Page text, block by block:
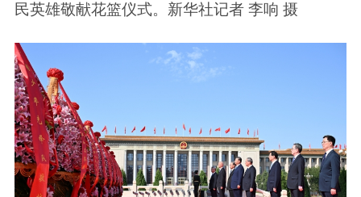
民英雄敬献花篮仪式。新华社记者 李响 摄